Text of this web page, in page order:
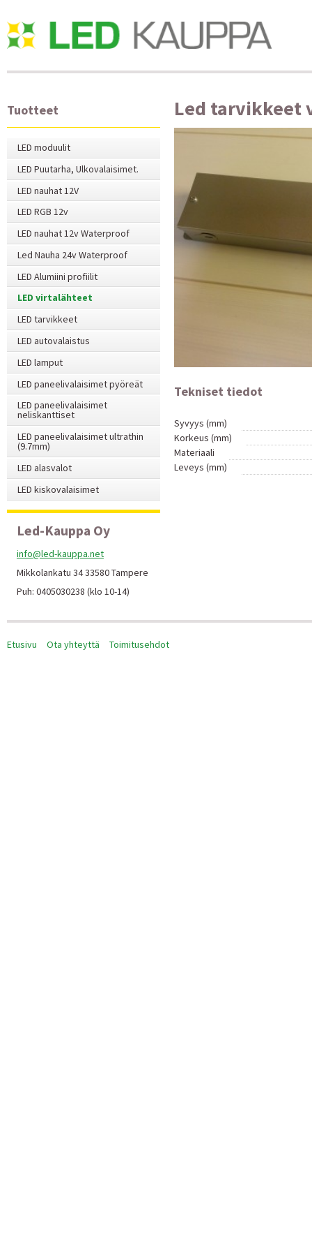
Led tarvikkeet
Tekniset tiedot
Syvyys (mm)
Korkeus (mm)
Materiaali
Leveys (mm)
Tuotteet
LED moduulit
LED Puutarha, Ulkovalaisimet.
LED nauhat 12V
LED RGB 12v
LED nauhat 12v Waterproof
Led Nauha 24v Waterproof
LED Alumiini profiilit
LED virtalähteet
LED tarvikkeet
LED autovalaistus
LED lamput
LED paneelivalaisimet pyöreät
LED paneelivalaisimet
neliskanttiset
LED paneelivalaisimet ultrathin
(9.7mm)
LED alasvalot
LED kiskovalaisimet
Led-Kauppa Oy
info@led-kauppa.net
Mikkolankatu 34 33580 Tampere
Puh: 0405030238 (klo 10-14)
Etusivu Ota yhteyttä Toimitusehdot